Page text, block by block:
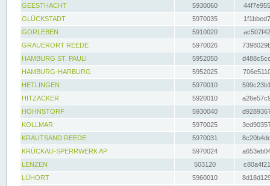
GEESTHACHT
5930060
GLÜCKSTADT
5970035
GORLEBEN
5910020
GRAUERORT REEDE
5970026
HAMBURG ST. PAULI
5952050
HAMBURG-HARBURG
5952025
HETLINGEN
5970010
HITZACKER
5920010
HOHNSTORF
5930040
KOLLMAR
5970025
KRAUTSAND REEDE
5970031
KRÜCKAU-SPERRWERK AP
5970024
LENZEN
503120
LÜHORT
5960010